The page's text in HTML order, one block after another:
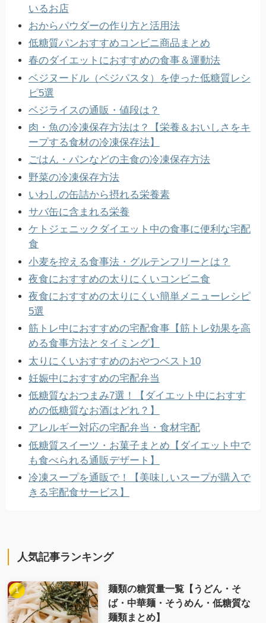
いるお店
おからパウダーの作り方と活用法
低糖質パンおすすめコンビニ商品まとめ
春のダイエットにおすすめの食事＆運動法
ベジヌードル（ベジパスタ）を使った低糖質レシ
ピ5選
ベジライスの通販・値段は？
肉・魚の冷凍保存方法は？【栄養＆おいしさをキ
ープする食材の冷凍保存法】
ごはん・パンなどの主食の冷凍保存方法
野菜の冷凍保存方法
いわしの缶詰から摂れる栄養素
サバ缶に含まれる栄養
ケトジェニックダイエット中の食事に便利な宅配
食
小麦を控える食事法・グルテンフリーとは？
夜食におすすめの太りにくいコンビニ食
夜食におすすめの太りにくい簡単メニューレシピ
5選
筋トレ中におすすめの宅配食事【筋トレ効果を高
める食事方法とタイミング】
太りにくいおすすめのおやつベスト10
妊娠中におすすめの宅配弁当
低糖質なおつまみ7選！【ダイエット中におすす
めの低糖質なお酒はどれ？】
アレルギー対応の宅配弁当・食材宅配
低糖質スイーツ・お菓子まとめ【ダイエット中で
も食べられる通販デザート】
冷凍スープを通販で！【美味しいスープが購入で
きる宅配食サービス】
人気記事ランキング
麺類の糖質量一覧【うどん・そ
ば・中華麺・そうめん・低糖質な
麺類まとめ】